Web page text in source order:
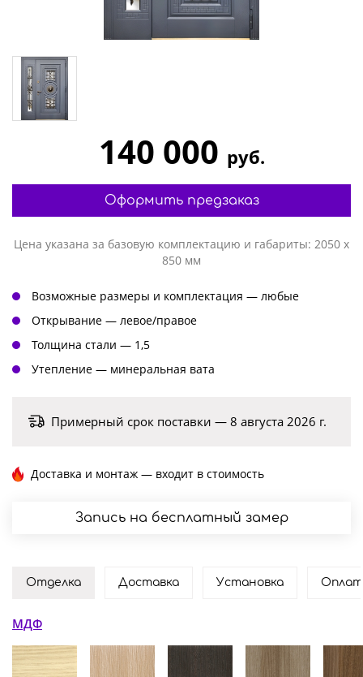
140 000 руб.
Оформить предзаказ
Цена указана за базовую комплектацию и габариты: 2050 х
850 мм
Возможные размеры и комплектация — любые
Открывание — левое/правое
Толщина стали — 1,5
Утепление — минеральная вата
Примерный срок поставки — 8 августа 2026 г.
Доставка и монтаж — входит в стоимость
Запись на бесплатный замер
Отделка Доставка Установка
МДФ